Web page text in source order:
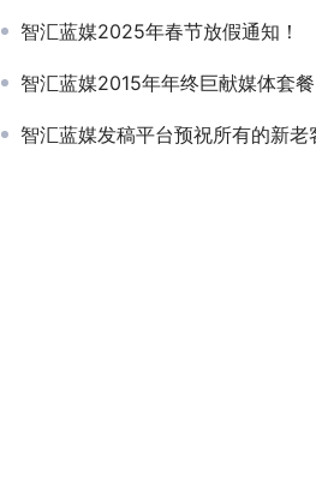
智汇蓝媒2025年春节放假通知！
智汇蓝媒2015年年终巨献媒体套餐：全国一线
智汇蓝媒发稿平台预祝所有的新老